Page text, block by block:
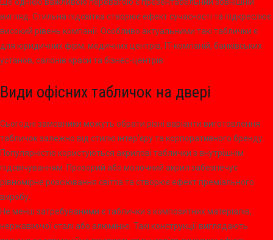
вигляд. Стильна підсвітка створює ефект сучасності та підкреслює
високий рівень компанії. Особливо актуальними такі таблички є
для юридичних фірм, медичних центрів, IT-компаній, банківських
установ, салонів краси та бізнес-центрів.
Види офісних табличок на двері
Сьогодні замовники можуть обрати різні варіанти виготовлення
табличок залежно від стилю інтер'єру та корпоративного бренду.
Популярністю користуються акрилові таблички з внутрішнім
підсвічуванням. Прозорий або молочний акрил забезпечує
рівномірне розсіювання світла та створює ефект преміального
виробу.
Не менш затребуваними є таблички з композитних матеріалів,
нержавіючої сталі або алюмінію. Такі конструкції виглядають